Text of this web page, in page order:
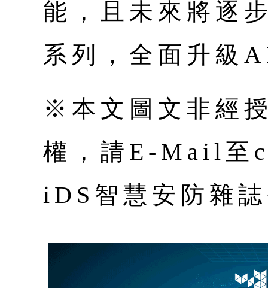
能，且未來將逐
系列，全面升級
※本文圖文非經
權，請E-Mail至
iDS智慧安防雜